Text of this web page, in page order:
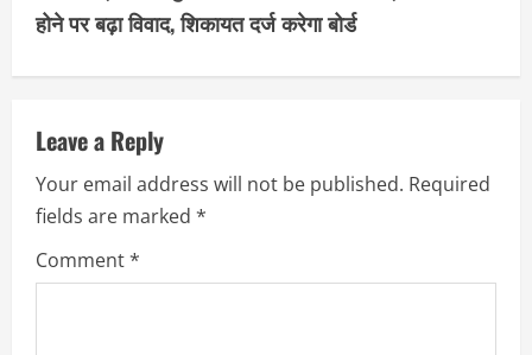
i
n
e
R
e
होने पर बढ़ा विवाद, शिकायत दर्ज करेगा बोर्ड
Leave a Reply
Your email address will not be published. Required
fields are marked *
Comment*